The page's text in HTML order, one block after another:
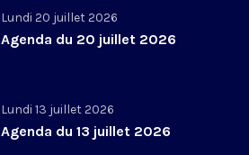
Lundi 20 juillet 2026
Agenda du 20 juillet 2026
Lundi 13 juillet 2026
Agenda du 13 juillet 2026